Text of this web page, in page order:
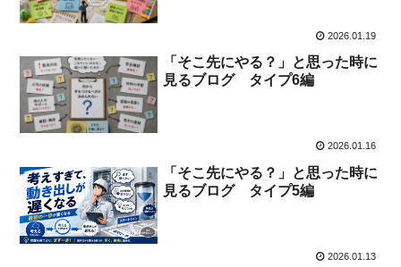
2026.01.19
「そこ先にやる？」と思った時に
見るブログ タイプ6編
2026.01.16
「そこ先にやる？」と思った時に
見るブログ タイプ5編
2026.01.13